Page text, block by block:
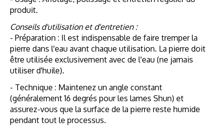
produit.
Conseils d'utilisation et d'entretien :
- Préparation : Il est indispensable de faire tremper la
pierre dans l'eau avant chaque utilisation. La pierre doit
être utilisée exclusivement avec de l'eau (ne jamais
utiliser d'huile).
- Technique : Maintenez un angle constant
(généralement 16 degrés pour les lames Shun) et
assurez-vous que la surface de la pierre reste humide
pendant tout le processus.